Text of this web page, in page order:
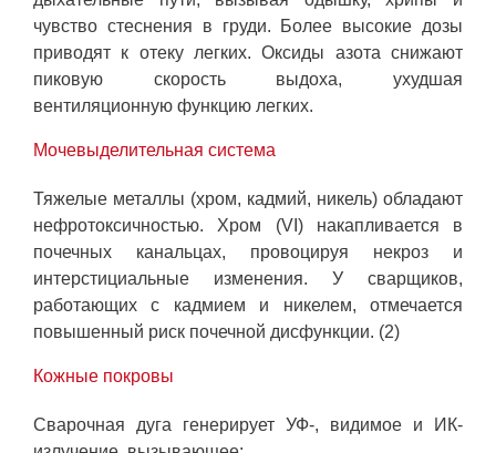
чувство стеснения в груди. Более высокие дозы
приводят к отеку легких. Оксиды азота снижают
пиковую скорость выдоха, ухудшая
вентиляционную функцию легких.
Мочевыделительная система
Тяжелые металлы (хром, кадмий, никель) обладают
нефротоксичностью. Хром (VI) накапливается в
почечных канальцах, провоцируя некроз и
интерстициальные изменения. У сварщиков,
работающих с кадмием и никелем, отмечается
повышенный риск почечной дисфункции. (2)
Кожные покровы
Сварочная дуга генерирует УФ-, видимое и ИК-